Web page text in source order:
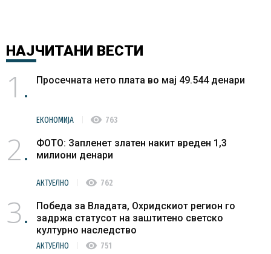
НАЈЧИТАНИ ВЕСТИ
1 Просечната нето плата во мај 49.544 денари
ЕКОНОМИЈА visibility 763
2
ФОТО: Запленет златен накит вреден 1,3
милиони денари
АКТУЕЛНО visibility 762
3
Победа за Владата, Охридскиот регион го
задржа статусот на заштитено светско
културно наследство
АКТУЕЛНО visibility 751